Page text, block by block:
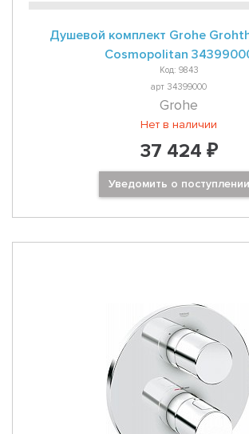
Душевой комплект Grohe
Cosmopolitan
Код: 9843
арт 34399000
Grohe
Нет в наличии
37 424 ₽
Уведомить о поступлении